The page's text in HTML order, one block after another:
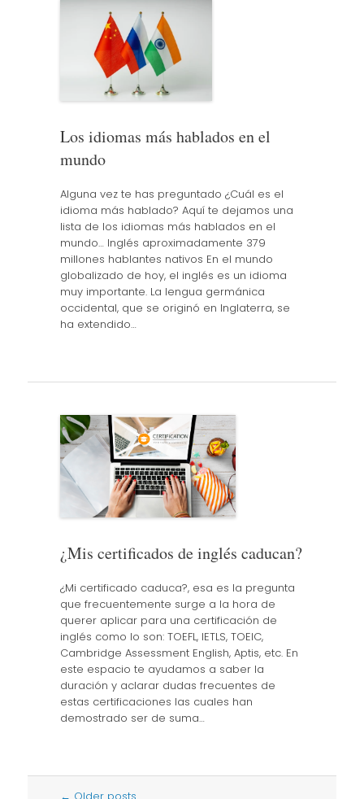
Los idiomas más hablados en el
mundo
Alguna vez te has preguntado ¿Cuál es el
idioma más hablado? Aquí te dejamos una
lista de los idiomas más hablados en el
mundo… Inglés aproximadamente 379
millones hablantes nativos En el mundo
globalizado de hoy, el inglés es un idioma
muy importante. La lengua germánica
occidental, que se originó en Inglaterra, se
ha extendido…
¿Mis certificados de inglés caducan?
¿Mi certificado caduca?, esa es la pregunta
que frecuentemente surge a la hora de
querer aplicar para una certificación de
inglés como lo son: TOEFL, IETLS, TOEIC,
Cambridge Assessment English, Aptis, etc. En
este espacio te ayudamos a saber la
duración y aclarar dudas frecuentes de
estas certificaciones las cuales han
demostrado ser de suma…
Post